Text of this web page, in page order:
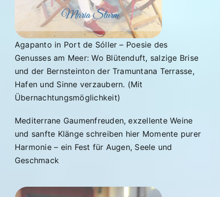
Agapanto in Port de Sóller – Poesie des
Genusses am Meer: Wo Blütenduft, salzige Brise
und der Bernsteinton der Tramuntana Terrasse,
Hafen und Sinne verzaubern. (Mit
Übernachtungsmöglichkeit)
Mediterrane Gaumenfreuden, exzellente Weine
und sanfte Klänge schreiben hier Momente purer
Harmonie – ein Fest für Augen, Seele und
Geschmack